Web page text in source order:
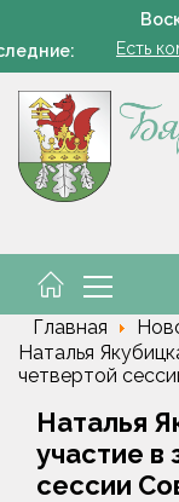
В
Есть
Всего 1
В
Главная
Наталья
четвертой
Наталья
участие в
сессии